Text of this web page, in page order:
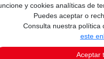
y cookies analíticas de
Puedes aceptar o
Consulta nuestra política
este
Aceptar